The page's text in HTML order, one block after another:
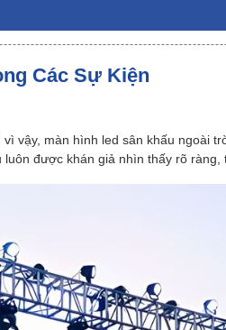
Các Sự Kiện
vậy, màn hình led sân khấu ngoài
được khán giả nhìn thấy rõ ràng,